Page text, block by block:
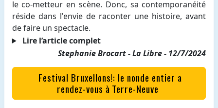
le co-metteur en scène. Donc, sa contemporanéité
réside dans l'envie de raconter une histoire, avant
de faire un spectacle.
Lire l’article complet
Stephanie Brocart - La Libre - 12/7/2024
Festival Bruxellons!: le nonde entier a
rendez-vous à Terre-Neuve